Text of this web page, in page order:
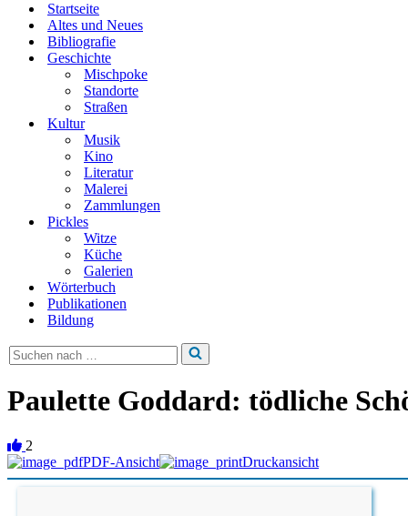
Startseite
Altes und Neues
Bibliografie
Geschichte
Mischpoke
Standorte
Straßen
Kultur
Musik
Kino
Literatur
Malerei
Zammlungen
Pickles
Witze
Küche
Galerien
Wörterbuch
Publikationen
Bildung
Suchen
nach …
Paulette Goddard: tödliche
2
PDF-Ansicht
Druckansicht